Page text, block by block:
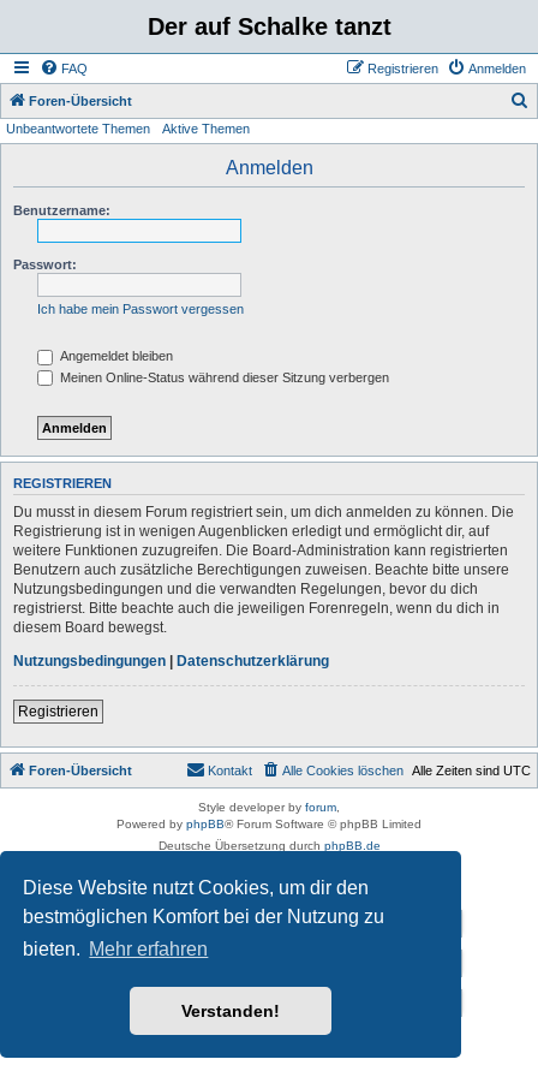
Diese Website nutzt Cookies, um dir den
bestmöglichen Komfort bei der Nutzung zu
bieten. Mehr erfahren
Verstanden!
Der auf Schalke tanzt
FAQ Anmelden
Registrieren
Foren-Übersicht
Unbeantwortete Themen Aktive Themen
Anmelden
Benutzername:
Passwort:
Ich habe mein Passwort vergessen
Angemeldet bleiben
Meinen Online-Status während dieser Sitzung verbergen
REGISTRIEREN
Du musst in diesem Forum registriert sein, um dich anmelden zu können. Die
Registrierung ist in wenigen Augenblicken erledigt und ermöglicht dir, auf
weitere Funktionen zuzugreifen. Die Board-Administration kann registrierten
Benutzern auch zusätzliche Berechtigungen zuweisen. Beachte bitte unsere
Nutzungsbedingungen und die verwandten Regelungen, bevor du dich
registrierst. Bitte beachte auch die jeweiligen Forenregeln, wenn du dich in
diesem Board bewegst.
Nutzungsbedingungen | Datenschutzerklärung
Registrieren
Foren-Übersicht Alle Zeiten sind UTC
Alle Cookies löschen
Kontakt
Style developer by forum
Powered by phpBB® Forum Software © phpBB Limited
Deutsche Übersetzung durch phpBB.de
Impressum
Vereins-Homepage von „Der auf Schalke tanzt e.V.”